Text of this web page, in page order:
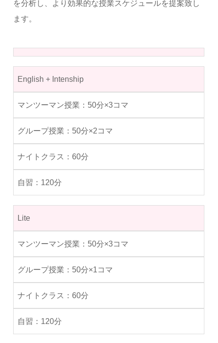
を分析し、より効果的な授業スケジュールを提案致し
ます。
English + Intenship
50分×3コマ
50分×2コマ
60分
120分
Lite
50分×3コマ
50分×1コマ
60分
120分